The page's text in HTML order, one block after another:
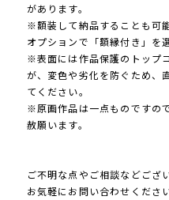
があります。
※額装して納品することも可
オプションで「額縁付き」を
※表面には作品保護のトップ
が、変色や劣化を防ぐため、
てください。
※原画作品は一点ものですの
赦願います。
ご不明な点やご相談などござ
お気軽にお問い合わせください